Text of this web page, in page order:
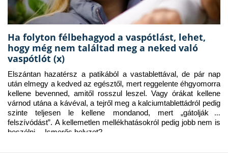
Ha folyton félbehagyod a vaspótlást, lehet,
hogy még nem találtad meg a neked való
vaspótlót (x)
Elszántan hazatérsz a patikából a vastablettával, de pár nap
után elmegy a kedved az egésztől, mert reggelente éhgyomorra
kellene bevenned, amitől rosszul leszel. Vagy órákat kellene
várnod utána a kávéval, a tejről meg a kalciumtablettádról pedig
szinte teljesen le kellene mondanod, mert „gátolják a
felszívódást”. A kellemetlen mellékhatásokról pedig jobb nem is
beszélni… Ismerős helyzet?